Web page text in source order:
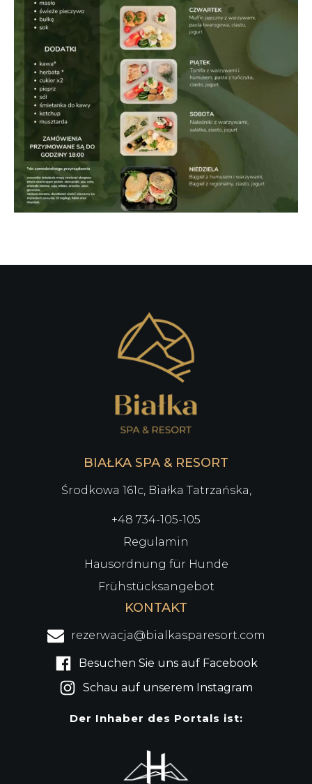
BIAŁKA SPA & RESORT
Środkowa 161c, Białka Tatrzańska,
+48 734-105-105
Regulamin
Hausordnung für Hunde
Frühstücksangebot
KONTAKT
rezerwacja@bialkasparesort.com
Besuchen Sie uns auf Facebook
Schau auf unserem Instagram
Der Inhaber des Portals ist: